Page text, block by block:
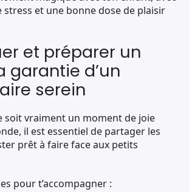
et une bonne dose de plaisir
et préparer un
garantie d’un
serein
soit vraiment un moment de joie
il est essentiel de partager les
prêt à faire face aux petits
pour t’accompagner :